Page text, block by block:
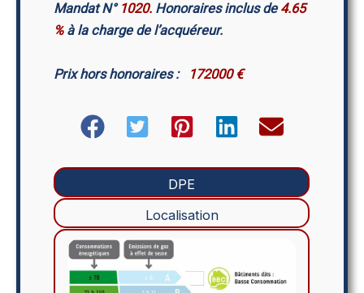
Mandat N° 1020. Honoraires inclus de4.65
%à la charge de l’acquéreur.
Prix hors honoraires : 172000 €
DPE
Localisation